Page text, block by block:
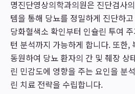
명진단영상의학과의원은 진단검사
템을 통해 당뇨를 정밀하게 진단하
당화혈색소 확인부터 인슐린 투여
턴 분석까지 가능하게 합니다. 또한,
동원하여 당뇨 환자의 간 및 췌장 상
린 민감도에 영향을 주는 요인을 분
린 치료 전략을 수립합니다.